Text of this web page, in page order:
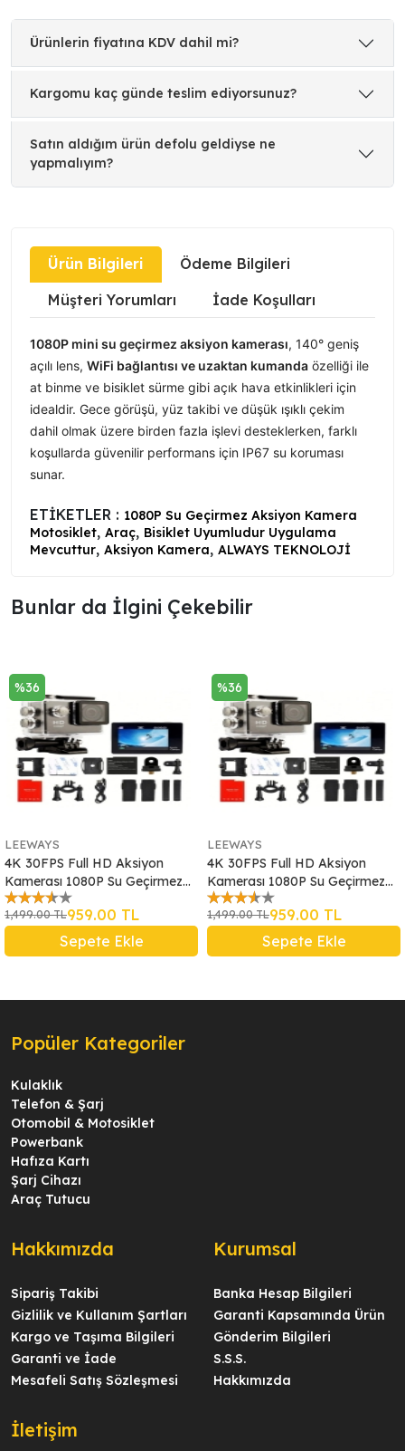
Ürünlerin fiyatına KDV dahil mi?
Kargomu kaç günde teslim ediyorsunuz?
Satın aldığım ürün defolu geldiyse ne
yapmalıyım?
Ürün Bilgileri
Ödeme Bilgileri
Müşteri Yorumları
İade Koşulları
1080P mini su geçirmez aksiyon kamerası, 140° geniş
açılı lens, WiFi bağlantısı ve uzaktan kumanda özelliği ile
at binme ve bisiklet sürme gibi açık hava etkinlikleri için
idealdir. Gece görüşü, yüz takibi ve düşük ışıklı çekim
dahil olmak üzere birden fazla işlevi desteklerken, farklı
koşullarda güvenilir performans için IP67 su koruması
sunar.
ETİKETLER : 1080P Su Geçirmez Aksiyon Kamera
Motosiklet, Araç, Bisiklet Uyumludur Uygulama
Mevcuttur, Aksiyon Kamera, ALWAYS TEKNOLOJİ
Bunlar da İlgini Çekebilir ️
%36
LEEWAYS
4K 30FPS Full HD Aksiyon
Kamerası 1080P Su Geçirmez
Wifi
1,499.00 TL959.00 TL
Sepete Ekle
%36
LEEWAYS
4K 30FPS Full HD Aksiyon
Kamerası 1080P Su Geçirmez
Wifi
1,499.00 TL959.00 TL
Sepete Ekle
Popüler Kategoriler
Kulaklık
Telefon & Şarj
Otomobil & Motosiklet
Powerbank
Hafıza Kartı
Şarj Cihazı
Araç Tutucu
Hakkımızda
Sipariş Takibi
Gizlilik ve Kullanım Şartları
Kargo ve Taşıma Bilgileri
Garanti ve İade
Mesafeli Satış Sözleşmesi
Kurumsal
Banka Hesap Bilgileri
Garanti Kapsamında Ürün
Gönderim Bilgileri
S.S.S.
Hakkımızda
İletişim